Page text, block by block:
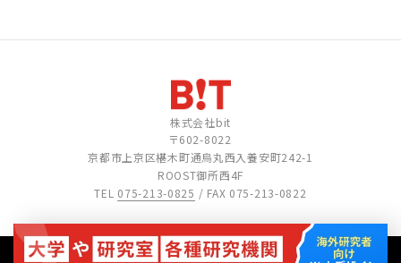
株式会社bit
〒602-8022
京都市上京区椹木町通烏丸西入養安町242-1
ROOST御所西4F
TEL 075-213-0825 / FAX 075-213-0822